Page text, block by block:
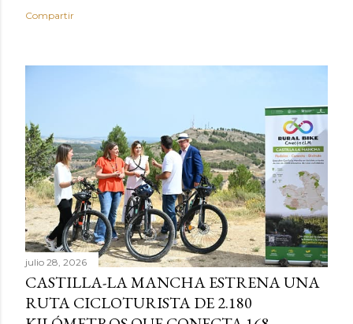
Compartir
julio 28, 2026
CASTILLA-LA MANCHA ESTRENA UNA
RUTA CICLOTURISTA DE 2.180